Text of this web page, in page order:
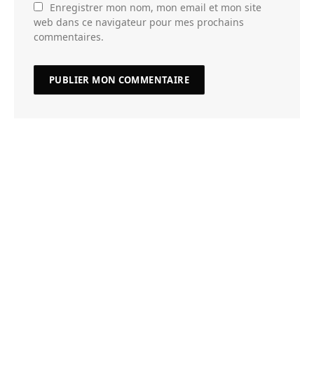
Enregistrer mon nom, mon email et mon site
web dans ce navigateur pour mes prochains
commentaires.